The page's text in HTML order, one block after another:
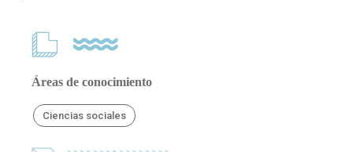
Áreas de conocimiento
Ciencias sociales